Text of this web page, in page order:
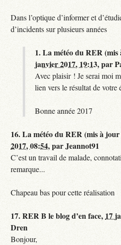
Dans l’optique d’informer et
d’incidents sur plusieurs années
1.La météo du RER
janvier 2017, 19:13,par
Avec plaisir ! Je serai moi
lien vers le résultat de votre
Bonne année 2017
16.La météo du RER (mis à
2017, 08:54,parJeannot91
C’est un travail de malade,
remarque...
Chapeau bas pour cette réalisation
17.RER B le blog d’en face, 17
Dren
Bonjour,